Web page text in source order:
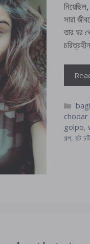
সারা
তার ঘর
golpo,
গল্প, হট